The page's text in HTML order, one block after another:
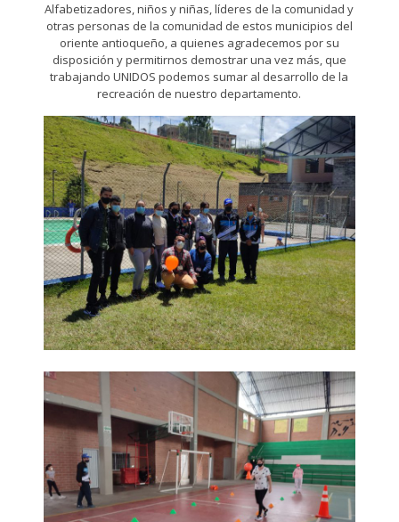
Alfabetizadores, niños y niñas, líderes de la comunidad y
otras personas de la comunidad de estos municipios del
oriente antioqueño, a quienes agradecemos por su
disposición y permitirnos demostrar una vez más, que
trabajando UNIDOS podemos sumar al desarrollo de la
recreación de nuestro departamento.